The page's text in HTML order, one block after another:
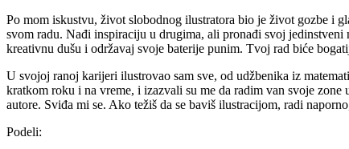
Po mom iskustvu, život slobodnog ilustratora bio je život gozbe i
svom radu. Nađi inspiraciju u drugima, ali pronađi svoj
kreativnu dušu i održavaj svoje baterije punim. Tvoj rad biće
U svojoj ranoj karijeri ilustrovao sam sve, od udžbenika iz
kratkom roku i na vreme, i izazvali su me da radim van svoje
autore. Sviđa mi se. Ako težiš da se baviš ilustracijom, radi
Podeli: